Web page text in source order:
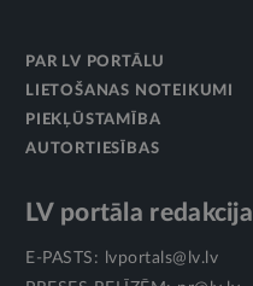
PAR LV PORTĀLU
LIETOŠANAS NOTEIKUMI
PIEKĻŪSTAMĪBA
AUTORTIESĪBAS
LV portāla redakcija
E-PASTS:
lvportals@lv.lv